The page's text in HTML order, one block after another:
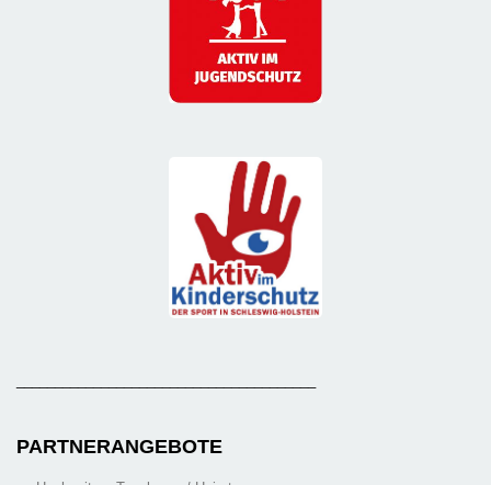
PARTNERANGEBOTE